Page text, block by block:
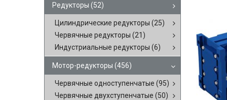
Редукторы (52)
Цилиндрические редукторы (25)
Червячные редукторы (21)
Индустриальные редукторы (6)
Мотор-редукторы (456)
Червячные одноступенчатые (95)
Червячные двухступенчатые (50)